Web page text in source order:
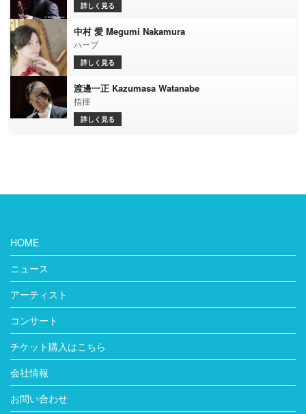
詳しく見る
中村 愛 Megumi Nakamura
ハープ
詳しく見る
渡邊一正 Kazumasa Watanabe
指揮
詳しく見る
HOME
ニュース
アーティスト
コンサート
チケット購入はこちら
会社情報
お問い合わせ